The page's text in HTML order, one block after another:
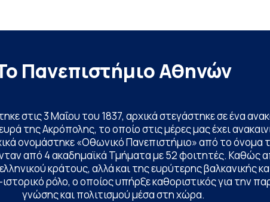
Πανεπιστήμιο Αθηνών
στις 3 Μαΐου του 1837, αρχικά στεγάστηκε σε ένα
της Ακρόπολης, το οποίο στις μέρες μας έχει
ονομάστηκε «Οθωνικό Πανεπιστήμιο» από το όνομα
από 4 ακαδημαϊκά Τμήματα με 52 φοιτητές. Καθώς
κράτους, αλλά και της ευρύτερης βαλκανικής
ρόλο, ο οποίος υπήρξε καθοριστικός για την
γνώσης και πολιτισμού μέσα στη χώρα.